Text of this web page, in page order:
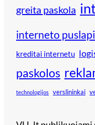
greita paskola
interneto
kreditai internetu
paskolos
technologijos verslininkai